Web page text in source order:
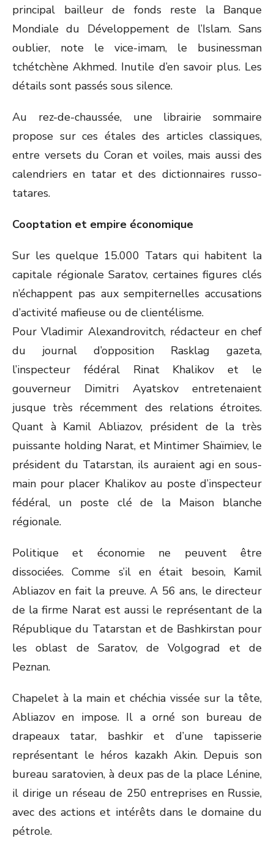
principal bailleur de fonds reste la Banque
Mondiale du Développement de l’Islam. Sans
oublier, note le vice-imam, le businessman
tchétchène Akhmed. Inutile d’en savoir plus. Les
détails sont passés sous silence.
Au rez-de-chaussée, une librairie sommaire
propose sur ces étales des articles classiques,
entre versets du Coran et voiles, mais aussi des
calendriers en tatar et des dictionnaires russo-
tatares.
Cooptation et empire économique
Sur les quelque 15.000 Tatars qui habitent la
capitale régionale Saratov, certaines figures clés
n’échappent pas aux sempiternelles accusations
d’activité mafieuse ou de clientélisme.
Pour Vladimir Alexandrovitch, rédacteur en chef
du journal d’opposition Rasklag gazeta,
l’inspecteur fédéral Rinat Khalikov et le
gouverneur Dimitri Ayatskov entretenaient
jusque très récemment des relations étroites.
Quant à Kamil Abliazov, président de la très
puissante holding Narat, et Mintimer Shaïmiev, le
président du Tatarstan, ils auraient agi en sous-
main pour placer Khalikov au poste d’inspecteur
fédéral, un poste clé de la Maison blanche
régionale.
Politique et économie ne peuvent être
dissociées. Comme s’il en était besoin, Kamil
Abliazov en fait la preuve. A 56 ans, le directeur
de la firme Narat est aussi le représentant de la
République du Tatarstan et de Bashkirstan pour
les oblast de Saratov, de Volgograd et de
Peznan.
Chapelet à la main et chéchia vissée sur la tête,
Abliazov en impose. Il a orné son bureau de
drapeaux tatar, bashkir et d’une tapisserie
représentant le héros kazakh Akin. Depuis son
bureau saratovien, à deux pas de la place Lénine,
il dirige un réseau de 250 entreprises en Russie,
avec des actions et intérêts dans le domaine du
pétrole.